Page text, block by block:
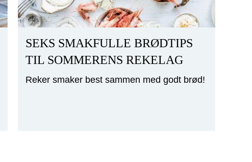
SEKS SMAKFULLE BRØDTIPS
TIL SOMMERENS REKELAG
Reker smaker best sammen med godt brød!